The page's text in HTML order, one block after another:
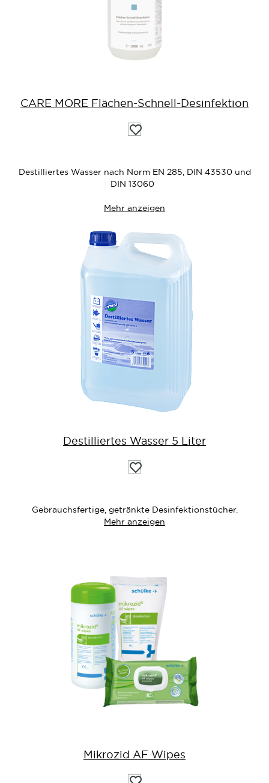
CARE MORE Flächen-Schnell-Desinfektion
Auf
die
Destilliertes Wasser nach Norm EN 285, DIN 43530 und
DIN 13060
Mehr anzeigen
Destilliertes Wasser 5 Liter
Auf
die
Gebrauchsfertige, getränkte Desinfektionstücher.
Mehr anzeigen
Mikrozid AF Wipes
Auf